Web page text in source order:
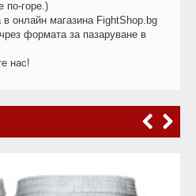
по-горе.)
онлайн магазина FightShop.bg
формата за пазаруване в
нас!